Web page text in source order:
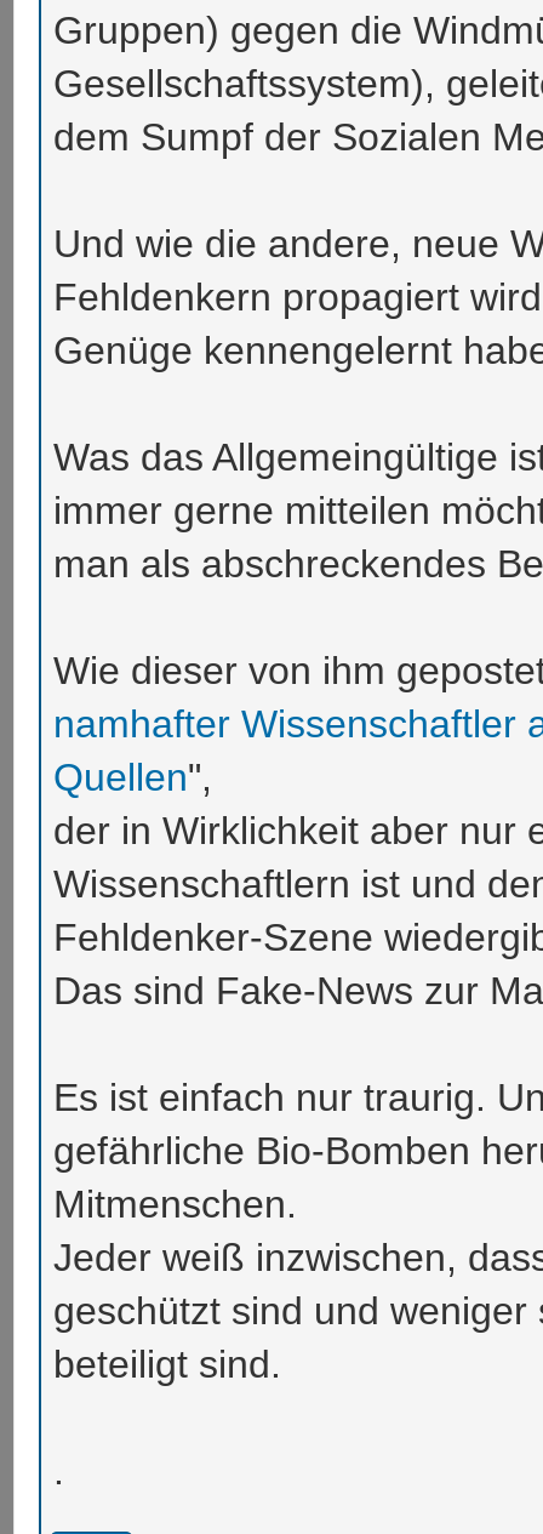
Gruppen) gegen die
Gesellschaftssystem),
dem Sumpf der Sozialen
Und wie die andere, neue
Fehldenkern propagiert
Genüge kennengelernt
Was das Allgemeingültige
immer gerne mitteilen
man als abschreckendes
Wie dieser von ihm
namhafter Wissenschaftler
Quellen",
der in Wirklichkeit aber nur
Wissenschaftlern ist und
Fehldenker-Szene
Das sind Fake-News zur
Es ist einfach nur traurig.
gefährliche Bio-Bomben
Mitmenschen.
Jeder weiß inzwischen,
geschützt sind und
beteiligt sind.
.